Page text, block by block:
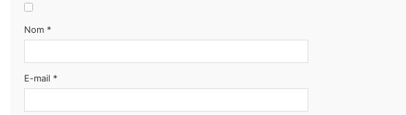
Nom *
E-mail *